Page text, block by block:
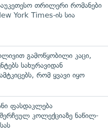
თრილერი რომანები
York Times-ის სია
გამოწყობილი კაცი,
სახურავიდან
რომ ყვავი იყო
ფასდაკლება
კოლექციაზე ნაწილ-